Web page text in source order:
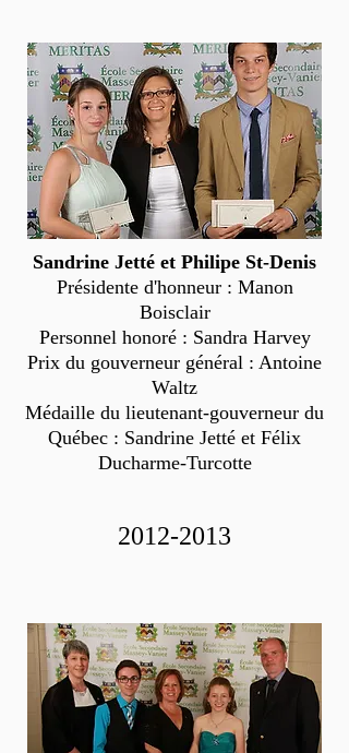
Sandrine Jetté et Philipe St-Denis
Présidente d'honneur : Manon
Boisclair
Personnel honoré : Sandra Harvey
Prix du gouverneur général : Antoine
Waltz
Médaille du lieutenant-gouverneur du
Québec : Sandrine Jetté et Félix
Ducharme-Turcotte
2012-2013